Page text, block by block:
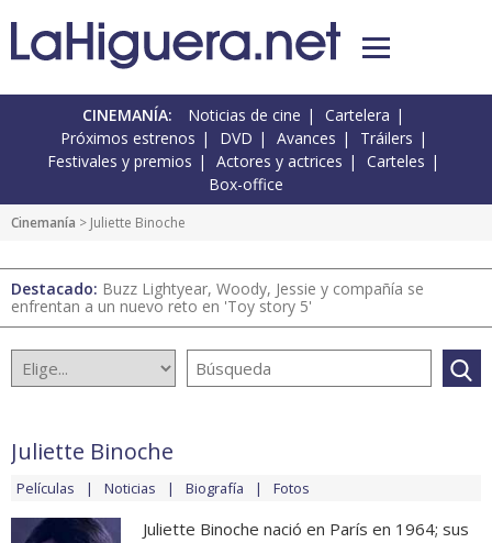
CINEMANÍA: Noticias de cine
Cartelera
Próximos estrenos
DVD Avances
Tráilers
Festivales y premios
Actores y actrices
Carteles
Box-office
Cinemanía > Juliette Binoche
Destacado: Buzz Lightyear, Woody, Jessie y compañía se
enfrentan a un nuevo reto en 'Toy story 5'
Juliette Binoche
Películas Noticias Biografía Fotos
Juliette Binoche nació en París en 1964; sus